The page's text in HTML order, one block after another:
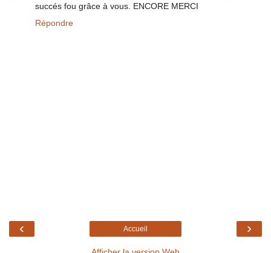
succés fou grâce à vous. ENCORE MERCI
Répondre
‹ ›
Accueil